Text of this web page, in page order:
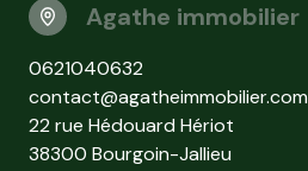
Agathe immobilier
0621040632
contact@agatheimmobilier.com
22 rue Hédouard Hériot
38300 Bourgoin-Jallieu